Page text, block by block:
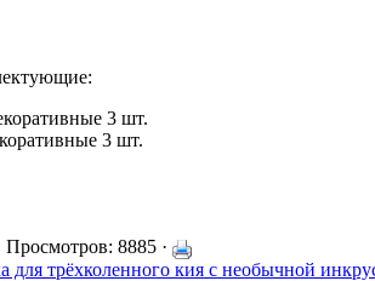
3 шт.
3 шт.
Просмотров: 8885 ·
для трёхколенного кия с необычной